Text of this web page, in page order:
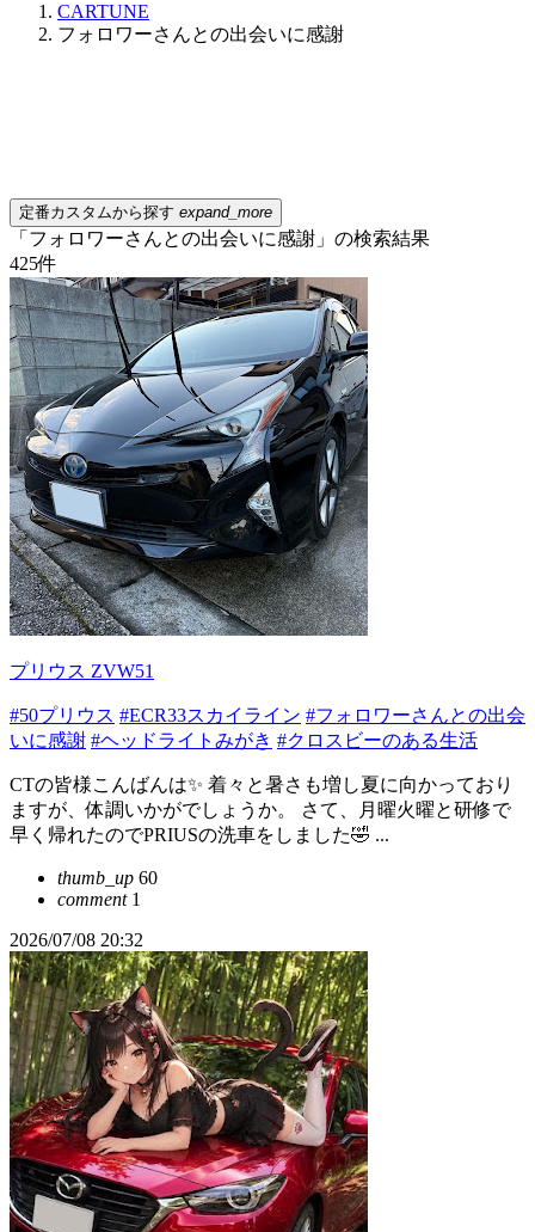
CARTUNE
フォロワーさんとの出会いに感謝
定番カスタムから探す expand_more
「フォロワーさんとの出会いに感謝」の検索結果
425件
プリウス ZVW51
#50プリウス #ECR33スカイライン #フォロワーさんとの出会
いに感謝 #ヘッドライトみがき #クロスビーのある生活
CTの皆様こんばんは✨ 着々と暑さも増し夏に向かっており
ますが、体調いかがでしょうか。 さて、月曜火曜と研修で
早く帰れたのでPRIUSの洗車をしました🤣 ...
thumb_up 60
comment1
2026/07/08 20:32